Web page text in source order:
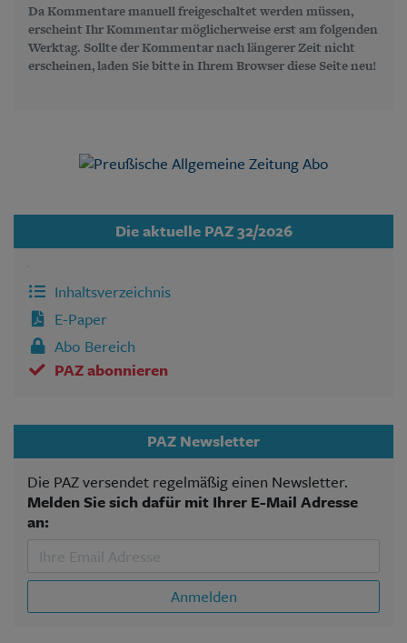
Da Kommentare manuell freigeschaltet werden müssen,
erscheint Ihr Kommentar möglicherweise erst am folgenden
Werktag. Sollte der Kommentar nach längerer Zeit nicht
erscheinen, laden Sie bitte in Ihrem Browser diese Seite neu!
Die aktuelle PAZ 32/2026
Inhaltsverzeichnis
E-Paper
Abo Bereich
PAZ abonnieren
PAZ Newsletter
Die PAZ versendet regelmäßig einen Newsletter.
Melden Sie sich dafür mit Ihrer E-Mail Adresse
an:
Anmelden